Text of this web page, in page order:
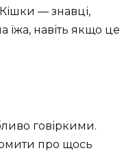
— знавці,
їжа, навіть якщо це
говіркими.
про щось